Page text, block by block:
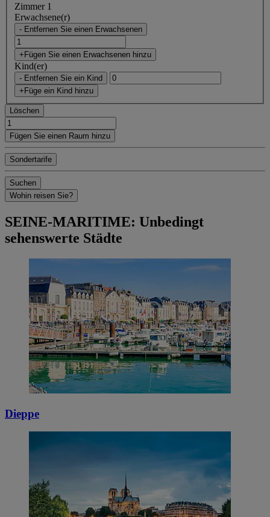
Zimmer 1
Erwachsene(r)
- Entfernen Sie einen Erwachsenen
+Fügen Sie einen Erwachsenen hinzu
Kind(er)
- Entfernen Sie ein Kind
+Füge ein Kind hinzu
Löschen
Fügen Sie einen Raum hinzu
Sondertarife
Suchen
Wohin reisen Sie?
SEINE-MARITIME: Unbedingt
sehenswerte Städte
Dieppe